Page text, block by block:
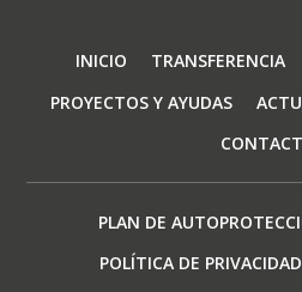
Navegación
principal
INICIO TRANSFERENCIA
PROYECTOS Y AYUDAS
PLAN DE
POLÍTICA DE PRIVACIDAD